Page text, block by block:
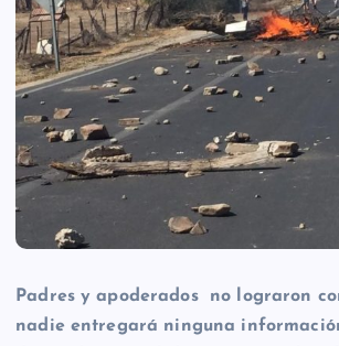
Padres y apoderados no lograron
nadie entregará ninguna